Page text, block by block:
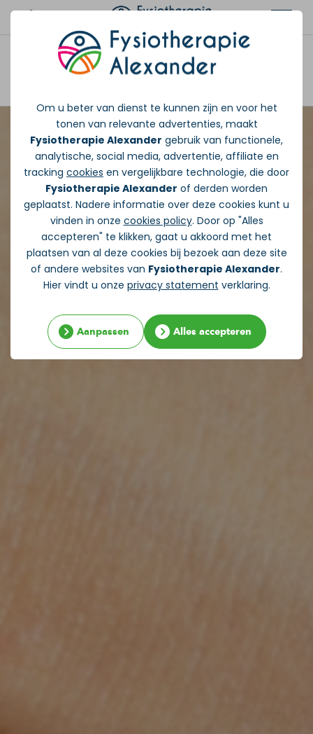
Om u beter van dienst te kunnen zijn en voor het
tonen van relevante advertenties, maakt
Fysiotherapie Alexander gebruik van functionele,
analytische, social media, advertentie, affiliate en
tracking cookies en vergelijkbare technologie, die door
Fysiotherapie Alexander of derden worden
geplaatst. Nadere informatie over deze cookies kunt u
vinden in onze cookies policy. Door op "Alles
accepteren" te klikken, gaat u akkoord met het
plaatsen van al deze cookies bij bezoek aan deze site
of andere websites van Fysiotherapie Alexander.
Hier vindt u onze privacy statement verklaring.
Aanpassen Alles accepteren
Afspraak maken